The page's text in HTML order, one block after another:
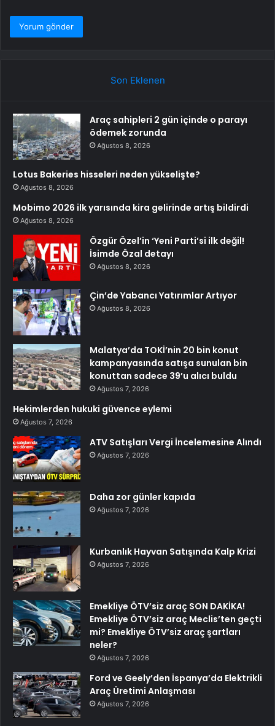
Son Eklenen
Araç sahipleri 2 gün içinde o parayı
ödemek zorunda
Ağustos 8, 2026
Lotus Bakeries hisseleri neden yükselişte?
Ağustos 8, 2026
Mobimo 2026 ilk yarısında kira gelirinde artış bildirdi
Ağustos 8, 2026
Özgür Özel’in ‘Yeni Parti’si ilk değil!
İsimde Özal detayı
Ağustos 8, 2026
Çin’de Yabancı Yatırımlar Artıyor
Ağustos 8, 2026
Malatya’da TOKİ’nin 20 bin konut
kampanyasında satışa sunulan bin
konuttan sadece 39’u alıcı buldu
Ağustos 7, 2026
Hekimlerden hukuki güvence eylemi
Ağustos 7, 2026
ATV Satışları Vergi İncelemesine Alındı
Ağustos 7, 2026
Daha zor günler kapıda
Ağustos 7, 2026
Kurbanlık Hayvan Satışında Kalp Krizi
Ağustos 7, 2026
Emekliye ÖTV’siz araç SON DAKİKA!
Emekliye ÖTV’siz araç Meclis’ten geçti
mi? Emekliye ÖTV’siz araç şartları
neler?
Ağustos 7, 2026
Ford ve Geely’den İspanya’da Elektrikli
Araç Üretimi Anlaşması
Ağustos 7, 2026